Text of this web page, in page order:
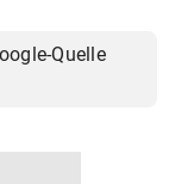
Quelle